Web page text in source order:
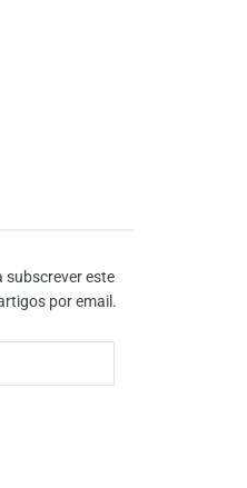
subscrever este
por email.